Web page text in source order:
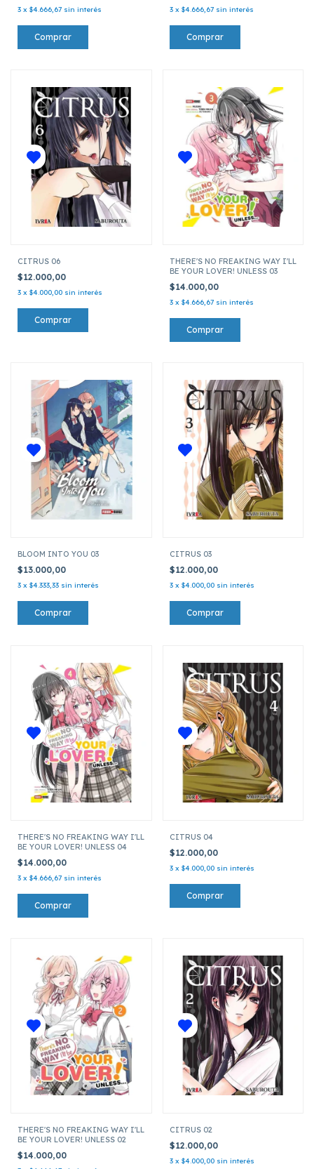
3 x $4.666,67 sin interés 3 x $4.666,67 sin interés
CITRUS 06
$12.000,00
3 x $4.000,00 sin interés
THERE'S NO FREAKING WAY I'LL
BE YOUR LOVER! UNLESS 03
$14.000,00
3 x $4.666,67 sin interés
BLOOM INTO YOU 03
$13.000,00
3 x $4.333,33 sin interés
CITRUS 03
$12.000,00
3 x $4.000,00 sin interés
THERE'S NO FREAKING WAY I'LL
BE YOUR LOVER! UNLESS 04
$14.000,00
3 x $4.666,67 sin interés
CITRUS 04
$12.000,00
3 x $4.000,00 sin interés
THERE'S NO FREAKING WAY I'LL
BE YOUR LOVER! UNLESS 02
$14.000,00
CITRUS 02
$12.000,00
3 x $4.000,00 sin interés